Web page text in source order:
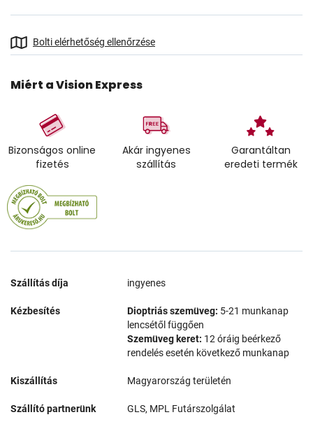
Bolti elérhetőség ellenőrzése
Miért a Vision Express
Bizonságos online
fizetés
Akár ingyenes
szállítás
Garantáltan
eredeti termék
Szállítás díja ingyenes
Kézbesítés Dioptriás szemüveg: 5-21 munkanap
lencsétől függően
Szemüveg keret: 12 óráig beérkező
rendelés esetén következő munkanap
Kiszállítás Magyarország területén
Szállító partnerünk GLS, MPL Futárszolgálat